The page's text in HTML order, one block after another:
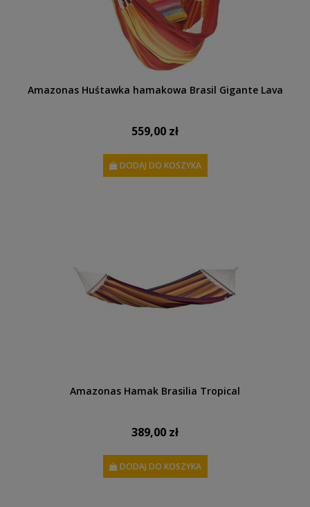
Amazonas Huśtawka hamakowa Brasil Gigante Lava
559,00 zł
DODAJ DO KOSZYKA
Amazonas Hamak Brasilia Tropical
389,00 zł
DODAJ DO KOSZYKA